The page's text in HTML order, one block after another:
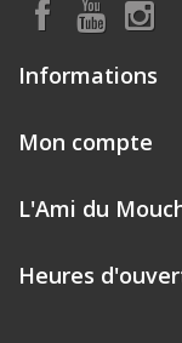
Informations
Mon compte
L'Ami du
Heures